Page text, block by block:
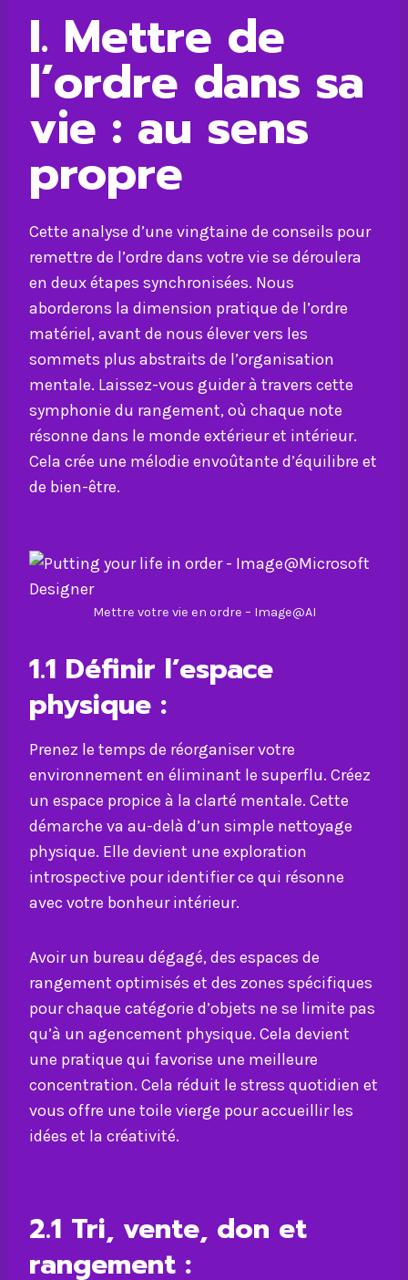
I. Mettre de
l’ordre dans sa
vie : au sens
propre
Cette analyse d’une vingtaine de conseils pour
remettre de l’ordre dans votre vie se déroulera
en deux étapes synchronisées. Nous
aborderons la dimension pratique de l’ordre
matériel, avant de nous élever vers les
sommets plus abstraits de l’organisation
mentale. Laissez-vous guider à travers cette
symphonie du rangement, où chaque note
résonne dans le monde extérieur et intérieur.
Cela crée une mélodie envoûtante d’équilibre et
de bien-être.
Mettre votre vie en ordre – Image@AI
1.1 Définir l’espace
physique :
Prenez le temps de réorganiser votre
environnement en éliminant le superflu. Créez
un espace propice à la clarté mentale. Cette
démarche va au-delà d’un simple nettoyage
physique. Elle devient une exploration
introspective pour identifier ce qui résonne
avec votre bonheur intérieur.
Avoir un bureau dégagé, des espaces de
rangement optimisés et des zones spécifiques
pour chaque catégorie d’objets ne se limite pas
qu’à un agencement physique. Cela devient
une pratique qui favorise une meilleure
concentration. Cela réduit le stress quotidien et
vous offre une toile vierge pour accueillir les
idées et la créativité.
2.1 Tri, vente, don et
rangement :